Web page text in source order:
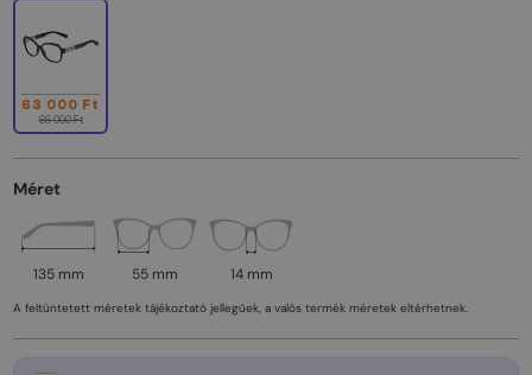
63 000 Ft
66 000 Ft
Méret
135 mm 55 mm 14 mm
A feltüntetett méretek tájékoztató jellegűek, a valós termék méretek eltérhetnek.